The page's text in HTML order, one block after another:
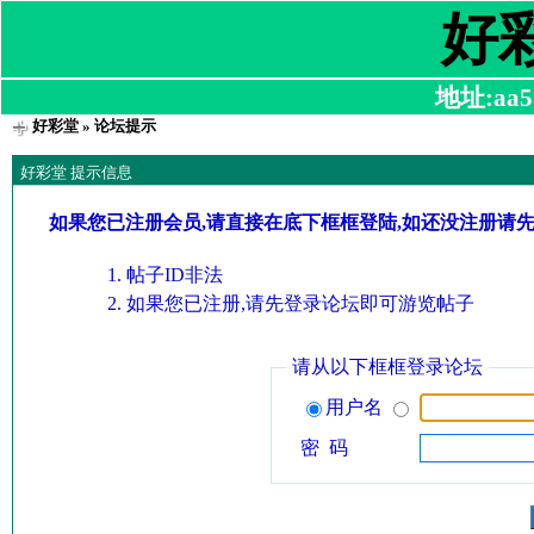
好
地址
好彩堂» 论坛提示
好彩堂 提示信息
如果您已注册会员,请直接在底下框框登陆,如还没注册请
帖子ID非法
如果您已注册,请先登录论坛即可游览帖子
请从以下框框登录论坛
用户名
密 码